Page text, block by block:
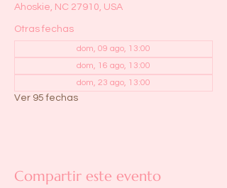
Ahoskie, NC 27910, USA
Otras fechas
dom, 09 ago, 13:00
dom, 16 ago, 13:00
dom, 23 ago, 13:00
Ver 95 fechas
Compartir este evento